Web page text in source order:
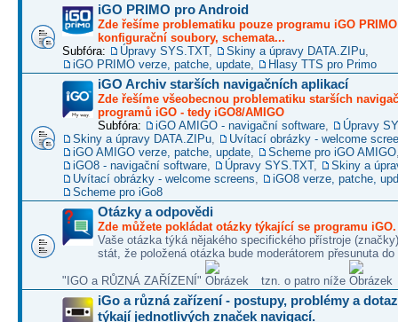
iGO PRIMO pro Android
Zde řešíme problematiku pouze programu iGO
konfigurační soubory, schemata...
Subfóra:
Úpravy SYS.TXT, Skiny a úpravy DATA.ZIPu
iGO PRIMO verze, patche, update
Hlasy TTS pro Primo
iGO Archiv starších navigačních aplikací
Zde řešíme všeobecnou problematiku starších
programů iGO - tedy iGO8/AMIGO
Subfóra:
iGO AMIGO - navigační software
Úpravy
Skiny a úpravy DATA.ZIPu
Uvítací obrázky - welcome
iGO AMIGO verze, patche, update
Scheme pro iGO AMIGO
iGO8 - navigační software
Úpravy SYS.TXT,
Skiny a
Uvítací obrázky - welcome screens
iGO8 verze, patche,
Scheme pro iGo8
Otázky a odpovědi
Zde můžete pokládat otázky týkající se programu iGO.
Vaše otázka týká nějakého specifického přístroje
stát, že položená otázka bude moderátorem přesunuta do
"IGO a RŮZNÁ ZAŘÍZENÍ" tzn. o patro níže
iGo a různá zařízení - postupy, problémy a
týkají jednotlivých značek navigací.